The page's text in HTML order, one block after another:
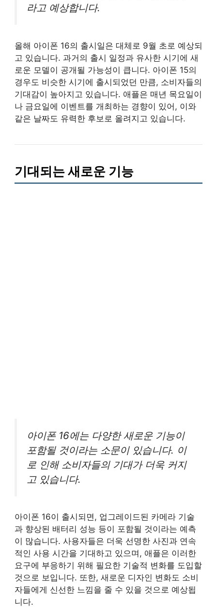
라고 예상합니다.
올해 아이폰 16의 출시일은 대체로 9월 초로 예상되
고 있습니다. 과거의 출시 일정과 유사한 시기에 새
로운 모델이 공개될 가능성이 큽니다. 아이폰 15의
경우도 비슷한 시기에 출시되었던 만큼, 소비자들의
기대감이 높아지고 있습니다. 애플은 매년 목요일이
나 금요일에 이벤트를 개최하는 경향이 있어, 이와
같은 날짜도 유력한 후보로 올려지고 있습니다.
기대되는 새로운 기능
아이폰 16에는 다양한 새로운 기능이
포함될 것이라는 소문이 있습니다. 이
로 인해 소비자들의 기대가 더욱 커지
고 있습니다.
아이폰 16이 출시되면, 업그레이드된 카메라 기술
과 향상된 배터리 성능 등이 포함될 것이라는 예측
이 많습니다. 사용자들은 더욱 선명한 사진과 연속
적인 사용 시간을 기대하고 있으며, 애플은 이러한
요구에 부응하기 위해 필요한 기술적 변화를 도입할
것으로 보입니다. 또한, 새로운 디자인 변화도 소비
자들에게 신선한 느낌을 줄 수 있을 것으로 예상됩
니다.